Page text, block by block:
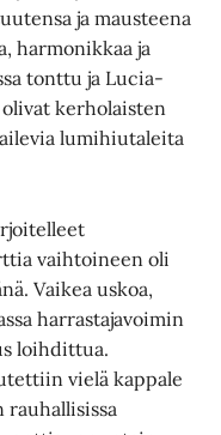
ja mausteena
harmonikkaa ja
tonttu ja Lucia-
kerholaisten
lumihiutaleita
vaihtoineen oli
Vaikea uskoa,
harrastajavoimin
loihdittua.
vielä kappale
rauhallisissa